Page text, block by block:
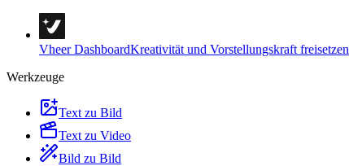
Vheer DashboardKreativität und Vorstellungskraft freisetzen
Werkzeuge
Text zu Bild
Text zu Video
Bild zu Bild